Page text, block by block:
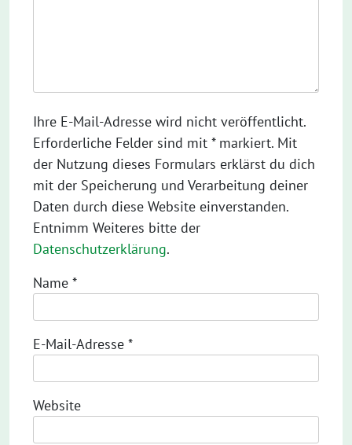
Ihre E-Mail-Adresse wird nicht veröffentlicht.
Erforderliche Felder sind mit * markiert. Mit
der Nutzung dieses Formulars erklärst du dich
mit der Speicherung und Verarbeitung deiner
Daten durch diese Website einverstanden.
Entnimm Weiteres bitte der
Datenschutzerklärung.
Name *
E-Mail-Adresse *
Website